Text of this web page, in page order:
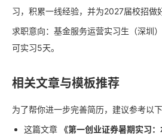
习，积累一线经验，并为2027届校招做
求职意向：基金服务运营实习生（深圳
可实习5天。
相关文章与模板推荐
为了帮你进一步完善简历，建议参考以下
这篇文章
《第一创业证券暑期实习